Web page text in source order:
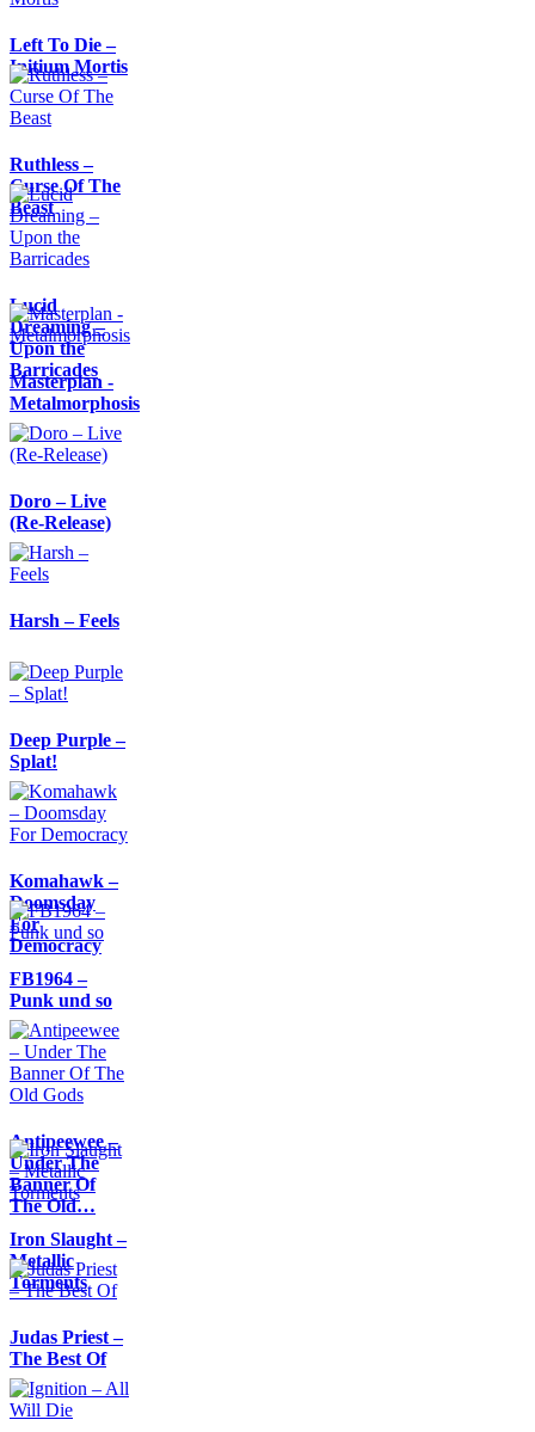
Left To Die –
Initium Mortis
Ruthless –
Curse Of The
Beast
Lucid
Dreaming –
Upon the
Barricades
Masterplan -
Metalmorphosis
Doro – Live
(Re-Release)
Harsh – Feels
Deep Purple –
Splat!
Komahawk –
Doomsday
For
Democracy
FB1964 –
Punk und so
Antipeewee –
Under The
Banner Of
The Old…
Iron Slaught –
Metallic
Torments
Judas Priest –
The Best Of